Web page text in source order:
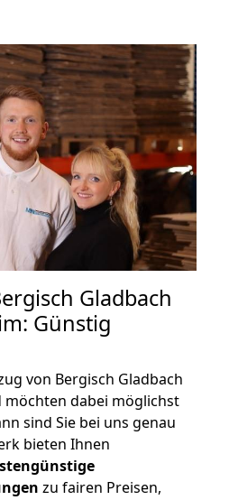
Gladbach
Günstig
von Bergisch Gladbach
möchten dabei möglichst
sind Sie bei uns genau
bieten Ihnen
zu fairen Preisen,